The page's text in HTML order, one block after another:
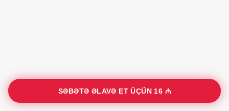
SƏBƏTƏ ƏLAVƏ ET ÜÇÜN 16 ₼